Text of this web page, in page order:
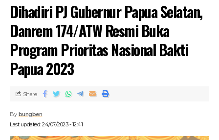
Dihadiri PJ Gubernur Papua Selatan,
Danrem 174/ATW Resmi Buka
Program Prioritas Nasional Bakti
Papua 2023
Last updated: 24/07/2023 - 12:41
By bungben
Share